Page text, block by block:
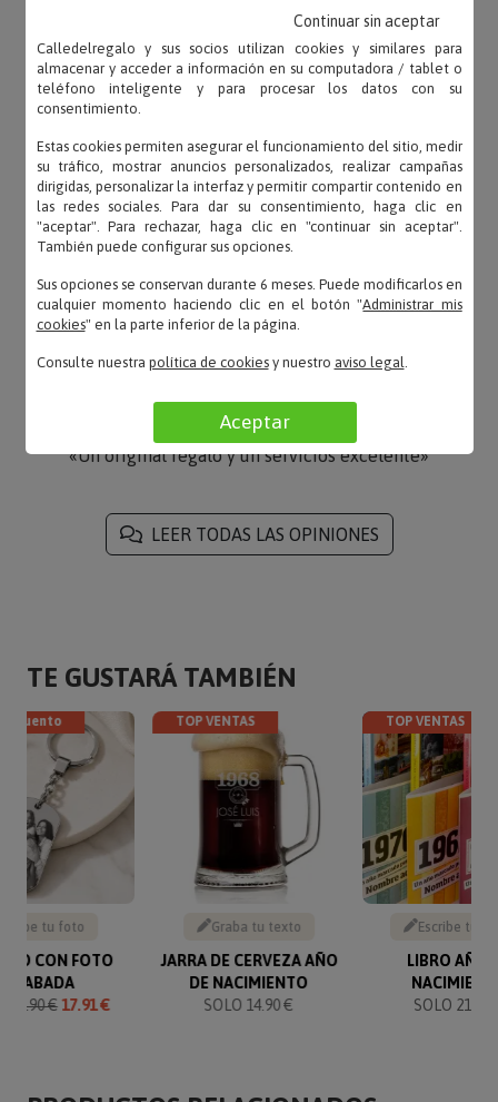
OPINIONES
Rocio – 04/01/2020
«Estupendo!!!!»
Fernando – 08/12/2019
«Ha sido un gran acierto!!!!»
Sandra – 19/11/2019
«Un original regalo y un servicios excelente»
LEER TODAS LAS OPINIONES
TE GUSTARÁ TAMBIÉN
Sube tu foto
CON FOTO
GRABADA
19.90 €17.91 €
TOP VENTAS
Graba tu texto
JARRA DE CERVEZA AÑO
DE NACIMIENTO
SOLO 14.90 €
TOP VENTAS
Escribe tu
LIBRO AÑO
SOLO 21.95
Calledelregalo y sus socios utilizan cookies y similares para
almacenar y acceder a información en su computadora / tablet o
teléfono inteligente y para procesar los datos con su
consentimiento.
Estas cookies permiten asegurar el funcionamiento del sitio, medir
su tráfico, mostrar anuncios personalizados, realizar campañas
dirigidas, personalizar la interfaz y permitir compartir contenido en
las redes sociales. Para dar su consentimiento, haga clic en
"aceptar". Para rechazar, haga clic en "continuar sin aceptar".
También puede configurar sus opciones.
Sus opciones se conservan durante 6 meses. Puede modificarlos en
cualquier momento haciendo clic en el botón "Administrar mis
cookies" en la parte inferior de la página.
Consulte nuestra política de cookiesy nuestro aviso legal
Aceptar
Continuar sin aceptar